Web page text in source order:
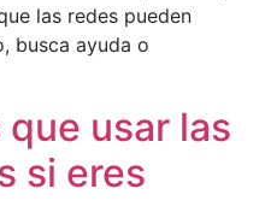
las redes pueden
busca ayuda o
usar las
si eres